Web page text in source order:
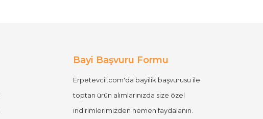
Bayi Başvuru Formu
Erpetevcil.com'da bayilik başvurusu ile
toptan ürün alımlarınızda size özel
indirimlerimizden hemen faydalanın.